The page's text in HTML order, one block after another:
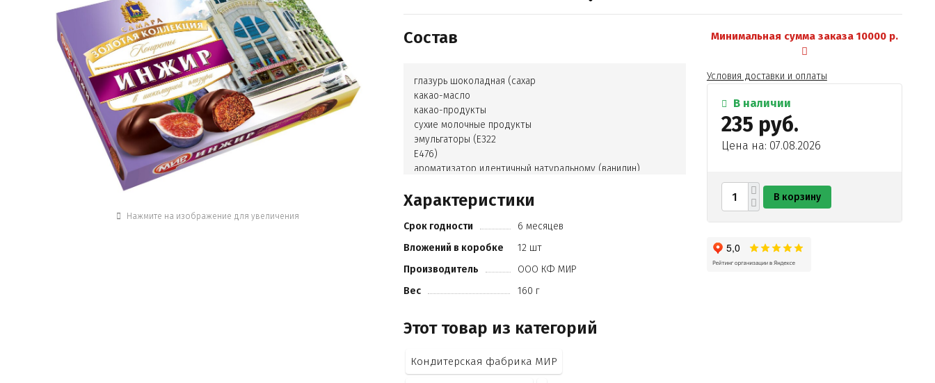
Нажмите на изображение для увеличения
Состав
глазурь шоколадная (сахар
какао-масло
какао-продукты
сухие молочные продукты
эмульгаторы (Е322
Е476)
ароматизатор идентичный натуральному (ванилин)
консервант (сорбиновая кислота Е200)
Характеристики
Срок годности
6 месяцев
Вложений в коробке
12 шт
Производитель
ООО КФ МИР
Вес
160 г
Этот товар из категорий
Кондитерская фабрика МИР
Минимальная сумма заказа 10000 р.
Условия доставки и оплаты
В наличии
235 руб.
Цена на: 07.08.2026
В корзину